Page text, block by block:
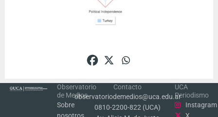
Observatorio
de Medios
Sobre
nosotros
Contacto
observatoriodemedios@uca.edu.ar
0810-2200-822 (UCA)
UCA
Periodismo
Instagram
X